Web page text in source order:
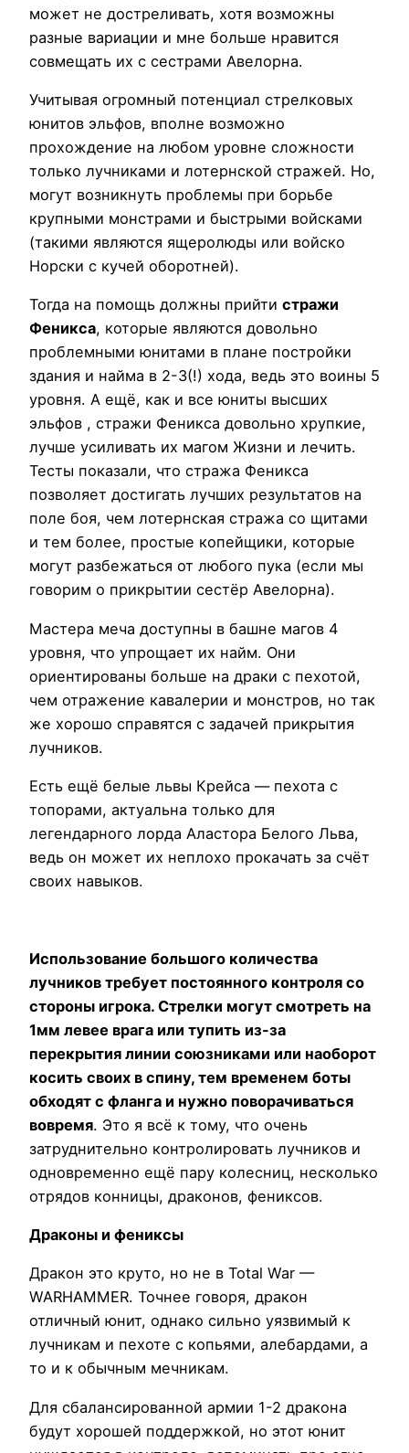
может не достреливать, хотя возможны
разные вариации и мне больше нравится
совмещать их с сестрами Авелорна.
Учитывая огромный потенциал стрелковых
юнитов эльфов, вполне возможно
прохождение на любом уровне сложности
только лучниками и лотернской стражей. Но,
могут возникнуть проблемы при борьбе
крупными монстрами и быстрыми войсками
(такими являются ящеролюды или войско
Норски с кучей оборотней).
Тогда на помощь должны прийти стражи
Феникса, которые являются довольно
проблемными юнитами в плане постройки
здания и найма в 2-3(!) хода, ведь это воины 5
уровня. А ещё, как и все юниты высших
эльфов , стражи Феникса довольно хрупкие,
лучше усиливать их магом Жизни и лечить.
Тесты показали, что стража Феникса
позволяет достигать лучших результатов на
поле боя, чем лотернская стража со щитами
и тем более, простые копейщики, которые
могут разбежаться от любого пука (если мы
говорим о прикрытии сестёр Авелорна).
Мастера меча доступны в башне магов 4
уровня, что упрощает их найм. Они
ориентированы больше на драки с пехотой,
чем отражение кавалерии и монстров, но так
же хорошо справятся с задачей прикрытия
лучников.
Есть ещё белые львы Крейса — пехота с
топорами, актуальна только для
легендарного лорда Аластора Белого Льва,
ведь он может их неплохо прокачать за счёт
своих навыков.
Использование большого количества
лучников требует постоянного контроля со
стороны игрока. Стрелки могут смотреть на
1мм левее врага или тупить из-за
перекрытия линии союзниками или наоборот
косить своих в спину, тем временем боты
обходят с фланга и нужно поворачиваться
вовремя. Это я всё к тому, что очень
затруднительно контролировать лучников и
одновременно ещё пару колесниц, несколько
отрядов конницы, драконов, фениксов.
Драконы и фениксы
Дракон это круто, но не в Total War —
WARHAMMER. Точнее говоря, дракон
отличный юнит, однако сильно уязвимый к
лучникам и пехоте с копьями, алебардами, а
то и к обычным мечникам.
Для сбалансированной армии 1-2 дракона
будут хорошей поддержкой, но этот юнит